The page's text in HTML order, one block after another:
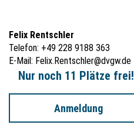
Felix Rentschler
Telefon: +49 228 9188 363
E-Mail: Felix.Rentschler@dvgw.de
Nur noch 11 Plätze frei!
Anmeldung